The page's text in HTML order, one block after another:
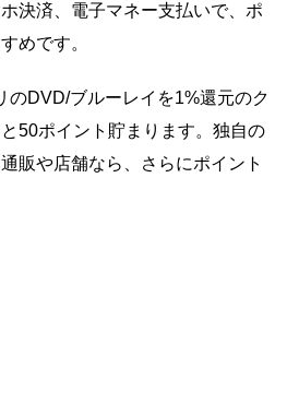
決済、電子マネー支払いで、ポ
めです。
のDVD/ブルーレイを1%還元のク
50ポイント貯まります。独自の
販や店舗なら、さらにポイント